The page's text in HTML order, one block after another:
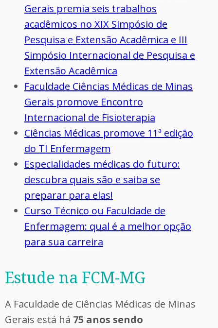
Gerais premia seis trabalhos
acadêmicos no XIX Simpósio de
Pesquisa e Extensão Acadêmica e III
Simpósio Internacional de Pesquisa e
Extensão Acadêmica
Faculdade Ciências Médicas de Minas
Gerais promove Encontro
Internacional de Fisioterapia
Ciências Médicas promove 11ª edição
do TI Enfermagem
Especialidades médicas do futuro:
descubra quais são e saiba se
preparar para elas!
Curso Técnico ou Faculdade de
Enfermagem: qual é a melhor opção
para sua carreira
Estude na FCM-MG
A Faculdade de Ciências Médicas de Minas
Gerais está há 75 anos sendo